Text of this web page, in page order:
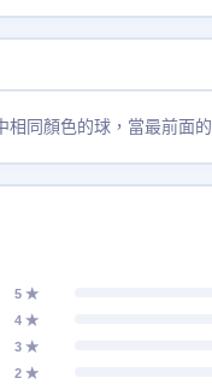
同顏色的球，當最前面
5 ★
4 ★
3 ★
2 ★